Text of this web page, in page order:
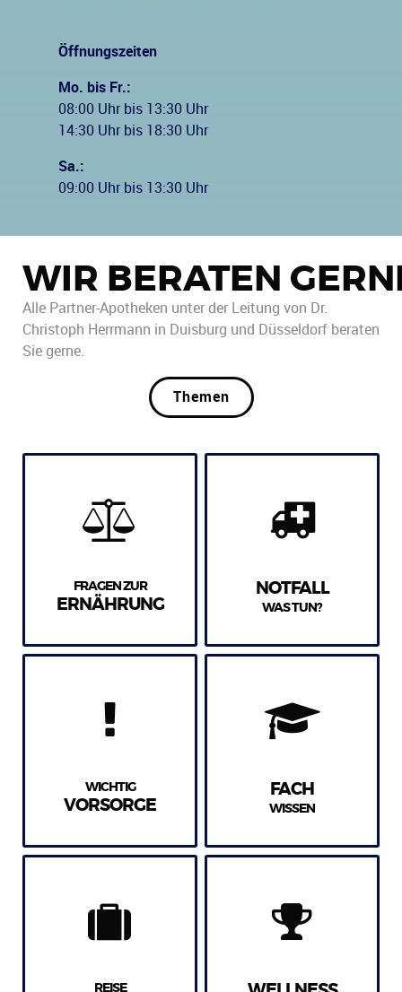
Öffnungszeiten
Mo. bis Fr.:
08:00 Uhr bis 13:30 Uhr
14:30 Uhr bis 18:30 Uhr
Sa.:
09:00 Uhr bis 13:30 Uhr
WIR BERATEN
Alle Partner-Apotheken unter der Leitung von Dr.
Christoph Herrmann in Duisburg und Düsseldorf beraten
Sie gerne.
Themen
FRAGEN ZUR
ERNÄHRUNG
NOTFALL
WAS TUN?
WICHTIG
VORSORGE
FACH
WISSEN
REISE